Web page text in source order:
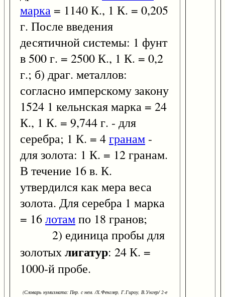
марка = 1140 К., 1 К. = 0,205
г. После введения
десятичной системы: 1 фунт
в 500 г. = 2500 К., 1 К. = 0,2
г.; б) драг. металлов:
согласно имперскому закону
1524 1 кельнская марка = 24
К., 1 К. = 9,744 г. - для
серебра; 1 К. = 4гранам -
для золота: 1 К. = 12 гранам.
В течение 16 в. К.
утвердился как мера веса
золота. Для серебра 1 марка
= 16лотампо 18 гранов;
2) единица пробы для
золотыхлигатур: 24 К. =
1000-й пробе.
(Словарь нумизмата: Пер. с нем. /Х.Фенглер, Г.Гироу, В.Унгер/ 2-е